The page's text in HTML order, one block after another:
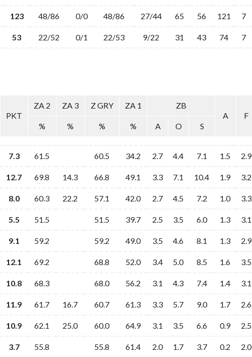
123 48/86 0/0 48/86 27/44 65 56 121 7
53 22/52 0/1 22/53 9/22 31 43 74 7
PKT
ZA 2 ZA 3 Z GRY ZA 1
ZB
A
F
%
% % % A O S
7.3 61.5 60.5 34.2 2.7 4.4 7.1 1.5 2.9
12.7 69.8 14.3 66.8 49.1 3.3 7.1 10.4 1.9 3.2
8.0 60.3 22.2 57.1 42.0 2.7 4.5 7.2 1.0 3.3
5.5 51.5 51.5 39.7 2.5 3.5 6.0 1.3 3.1
9.1 59.2 59.2 49.0 3.5 4.6 8.1 1.3 2.9
12.1 69.2 68.8 52.0 3.4 5.0 8.5 1.6 3.5
10.8 68.3 68.0 56.2 3.1 4.3 7.4 1.4 3.1
11.9 61.7 16.7 60.7 61.3 3.3 5.7 9.0 1.7 2.6
10.9 62.1 25.0 60.0 64.9 3.1 3.5 6.6 0.9 2.5
3.7 55.8 55.8 61.4 2.0 1.7 3.7 0.2 2.0